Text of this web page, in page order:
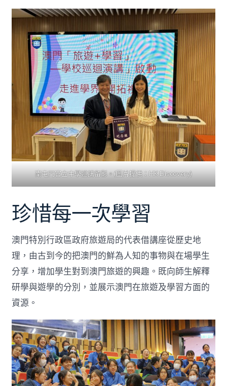
南屯門官立中學巡講留影。(圖片提供：HK Discovery)
珍惜每一次學習
澳門特別行政區政府旅遊局的代表借講座從歷史地
理，由古到今的把澳門的鮮為人知的事物與在場學生
分享，增加學生對到澳門旅遊的興趣。既向師生解釋
研學與遊學的分別，並展示澳門在旅遊及學習方面的
資源。